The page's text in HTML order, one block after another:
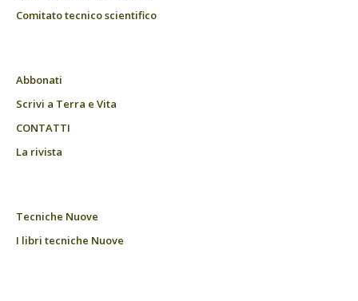
Comitato tecnico scientifico
Abbonati
Scrivi a Terra e Vita
CONTATTI
La rivista
Tecniche Nuove
I libri tecniche Nuove